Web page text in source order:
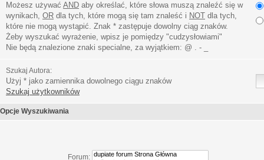
Możesz używać AND aby określać, które słowa muszą znaleźć się w
wynikach, OR dla tych, które mogą się tam znaleść i NOT dla tych,
które nie mogą wystąpić. Znak * zastępuje dowolny ciąg znaków.
Żeby wyszukać wyrażenie, wpisz je pomiędzy "cudzysłowiami"
Nie będą znalezione znaki specialne, za wyjątkiem: @ . - _
Szukaj Autora:
Użyj * jako zamiennika dowolnego ciągu znaków
Szukaj użytkowników
Opcje Wyszukiwania
Forum: